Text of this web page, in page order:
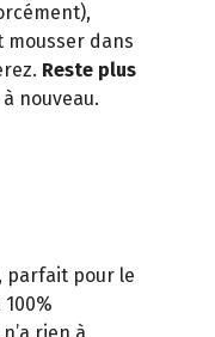
mousser dans
Reste plus
nouveau.
parfait pour le